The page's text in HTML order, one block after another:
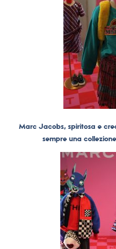
Marc Jacobs, spiritosa e
sempre una